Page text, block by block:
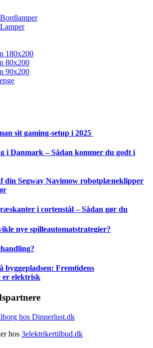
180x200
80x200
90x200
sit gaming-setup i 2025
i Danmark – Sådan kommer du godt i
din Segway Navimow robotplæneklipper
i cortenstål – Sådan gør du
nye spilleautomatstrategier?
byggepladsen: Fremtidens
er elektrisk
hos Dinnerlust.dk
hos 3elektrikertilbud.dk